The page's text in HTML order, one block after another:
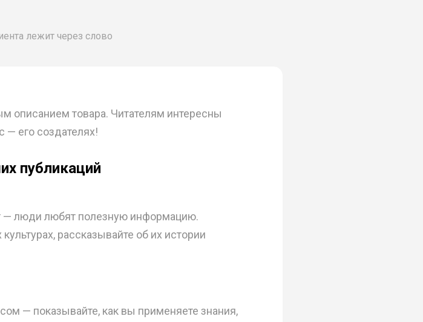
лежит через слово
описанием товара. Читателям интересны
— его создателях!
публикаций
— люди любят полезную информацию.
рассказывайте об их истории
— показывайте, как вы применяете знания,